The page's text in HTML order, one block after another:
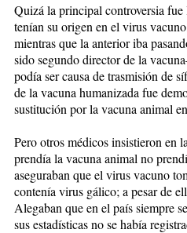
Quizá la principal controversia
tenían su origen en el virus
mientras que la anterior iba
sido segundo director de la
podía ser causa de trasmisión de
de la vacuna humanizada fue
sustitución por la vacuna animal
Pero otros médicos insistieron en
prendía la vacuna animal no
aseguraban que el virus vacuno
contenía virus gálico; a pesar de
Alegaban que en el país siempre
sus estadísticas no se había